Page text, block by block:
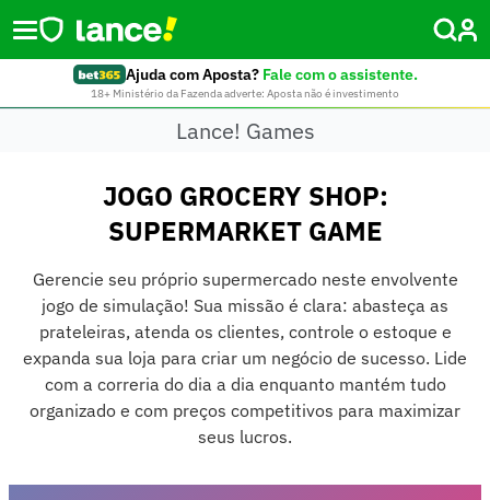
Ajuda com Aposta? Fale com o assistente.
18+ Ministério da Fazenda adverte: Aposta não é investimento
Lance! Games
JOGO GROCERY SHOP:
SUPERMARKET GAME
Gerencie seu próprio supermercado neste envolvente
jogo de simulação! Sua missão é clara: abasteça as
prateleiras, atenda os clientes, controle o estoque e
expanda sua loja para criar um negócio de sucesso. Lide
com a correria do dia a dia enquanto mantém tudo
organizado e com preços competitivos para maximizar
seus lucros.